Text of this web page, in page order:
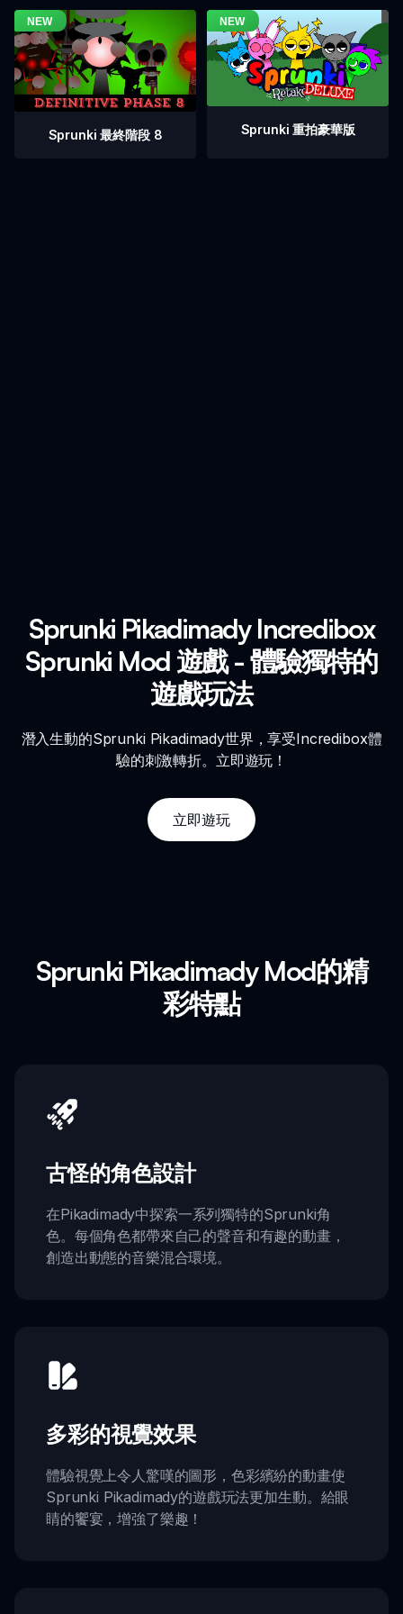
Sprunki 最終階段 8 Sprunki 重拍豪華版
Sprunki Pikadimady Incredibox
Sprunki Mod 遊戲 - 體驗獨特的
遊戲玩法
潛入生動的Sprunki Pikadimady世界，享受Incredibox體
驗的刺激轉折。立即遊玩！
立即遊玩
Sprunki Pikadimady Mod的精
彩特點
古怪的角色設計
在Pikadimady中探索一系列獨特的Sprunki角
色。每個角色都帶來自己的聲音和有趣的動畫，
創造出動態的音樂混合環境。
多彩的視覺效果
體驗視覺上令人驚嘆的圖形，色彩繽紛的動畫使
Sprunki Pikadimady的遊戲玩法更加生動。給眼
睛的饗宴，增強了樂趣！